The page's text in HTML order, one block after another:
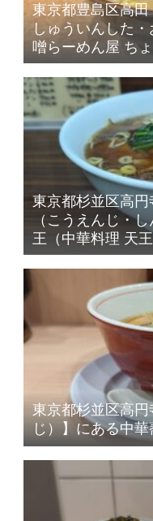
東京都豊島区高
しゅういんした
噌らーめん屋 ち
東京都杉並区高
（こうえんじ・
王（中華料理 天
東京都杉並区高
じ）】にある中